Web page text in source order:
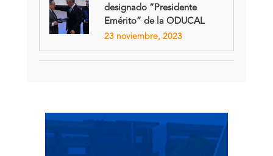
designado “Presidente
Emérito” de la ODUCAL
23 noviembre, 2023